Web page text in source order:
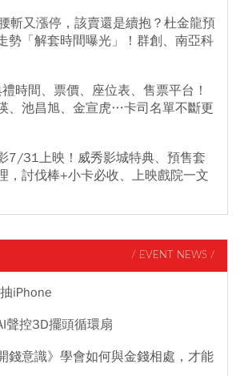
斬又漲停，該賣還是續抱？杜金龍預
勢「解套時間曝光」！群創、南亞科
時間、票價、座位表、售票平台！
、池昌旭、金宣虎…卡司名單不斷更
7/31上映！威秀影城特典、預售套
，討伐棒+小卡必收、上映戲院一文
/ EVENT NEWS /
iPhone
聲控3D擺頭循環扇
錢意識》學會如何與金錢相處，才能